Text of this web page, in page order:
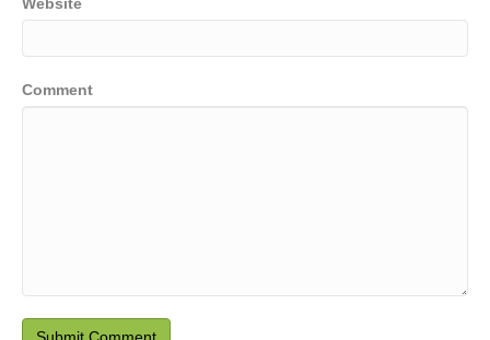
Comment